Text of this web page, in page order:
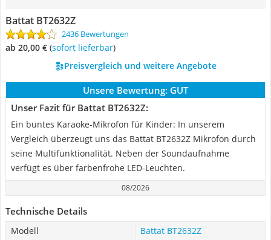
Battat BT2632Z
2436 Bewertungen
ab 20,00 € ( Sofort lieferbar)
Preisvergleich und weitere Angebote
Unsere Bewertung: GUT
Unser Fazit für Battat BT2632Z:
Ein buntes Karaoke-Mikrofon für Kinder: In unserem
Vergleich überzeugt uns das Battat BT2632Z Mikrofon durch
seine Multifunktionalität. Neben der Soundaufnahme
verfügt es über farbenfrohe LED-Leuchten.
08/2026
Technische Details
Modell
Battat BT2632Z